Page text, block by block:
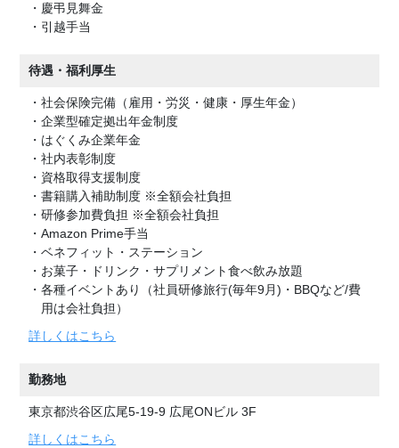
・慶弔見舞金
・引越手当
待遇・福利厚生
・社会保険完備（雇用・労災・健康・厚生年金）
・企業型確定拠出年金制度
・はぐくみ企業年金
・社内表彰制度
・資格取得支援制度
・書籍購入補助制度 ※全額会社負担
・研修参加費負担 ※全額会社負担
・Amazon Prime手当
・ベネフィット・ステーション
・お菓子・ドリンク・サプリメント食べ飲み放題
・各種イベントあり（社員研修旅行(毎年9月)・BBQなど/費
用は会社負担）
詳しくはこちら
勤務地
東京都渋谷区広尾5-19-9 広尾ONビル 3F
詳しくはこちら